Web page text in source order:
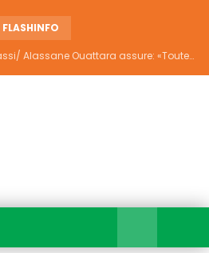
FLASHINFO
Déguerpissements à Koumassi/ Alassane Ouattara assure: «Toutes les responsabilités seront établies et elles donneront lieu aux sanctions prévues par la loi»